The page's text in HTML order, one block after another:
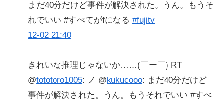
まだ40分だけど事件が解決された。うん。もうそ
れでいい #すべてがfになる #fujitv
12-02 21:40
きれいな推理じゃないか……(￣ー￣) RT
@tototoro1005: ノ @kukucooo: まだ40分だけど
事件が解決された。うん。もうそれでいい #すべ